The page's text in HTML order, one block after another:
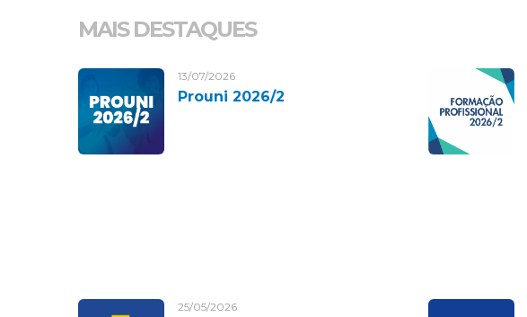
MAIS DESTAQUES
13/07/2026
Prouni 2026/2
25/05/2026